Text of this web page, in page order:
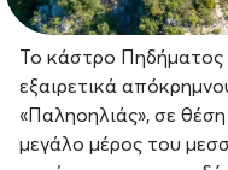
Το κάστρο Πηδήματος
εξαιρετικά
«Παληοηλιάς», σε θέση
μεγάλο μέρος του